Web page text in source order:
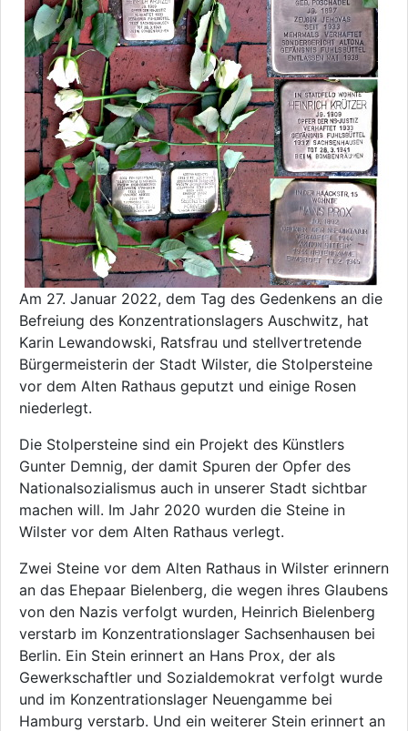
Am 27. Januar 2022, dem Tag des Gedenkens an die
Befreiung des Konzentrationslagers Auschwitz, hat
Karin Lewandowski, Ratsfrau und stellvertretende
Bürgermeisterin der Stadt Wilster, die Stolpersteine
vor dem Alten Rathaus geputzt und einige Rosen
niederlegt.
Die Stolpersteine sind ein Projekt des Künstlers
Gunter Demnig, der damit Spuren der Opfer des
Nationalsozialismus auch in unserer Stadt sichtbar
machen will. Im Jahr 2020 wurden die Steine in
Wilster vor dem Alten Rathaus verlegt.
Zwei Steine vor dem Alten Rathaus in Wilster erinnern
an das Ehepaar Bielenberg, die wegen ihres Glaubens
von den Nazis verfolgt wurden, Heinrich Bielenberg
verstarb im Konzentrationslager Sachsenhausen bei
Berlin. Ein Stein erinnert an Hans Prox, der als
Gewerkschaftler und Sozialdemokrat verfolgt wurde
und im Konzentrationslager Neuengamme bei
Hamburg verstarb. Und ein weiterer Stein erinnert an